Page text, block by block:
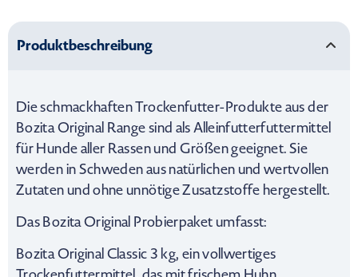
Produktbeschreibung
Die schmackhaften Trockenfutter-Produkte aus der
Bozita Original Range sind als Alleinfutterfuttermittel
für Hunde aller Rassen und Größen geeignet. Sie
werden in Schweden aus natürlichen und wertvollen
Zutaten und ohne unnötige Zusatzstoffe hergestellt.
Das Bozita Original Probierpaket umfasst:
Bozita Original Classic 3 kg, ein vollwertiges